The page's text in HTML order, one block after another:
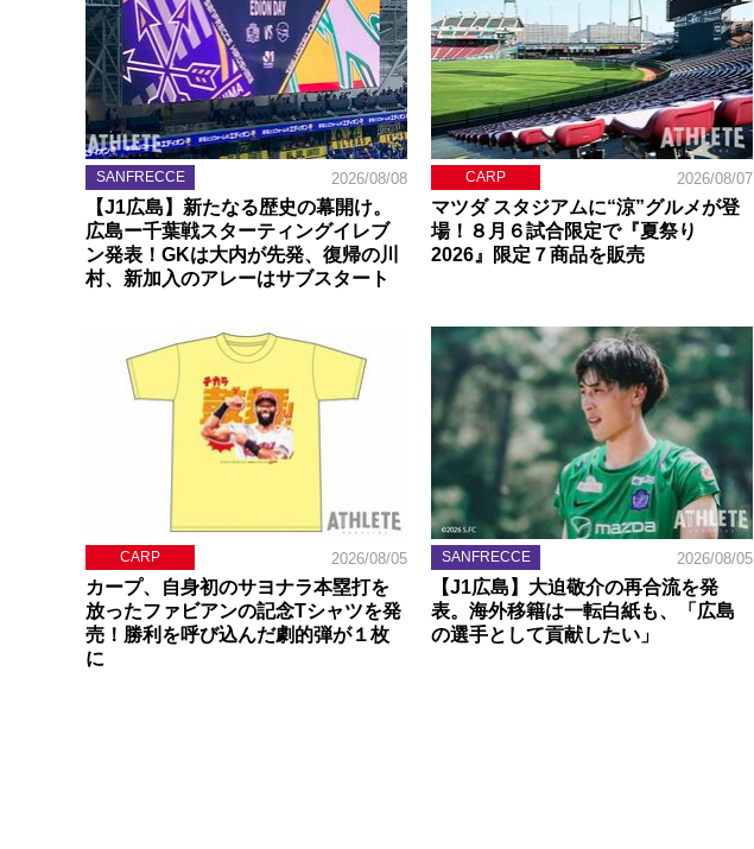
SANFRECCE 2026/08/08
【J1広島】新たなる歴史の幕開け。
広島ー千葉戦スターティングイレブ
ン発表！GKは大内が先発、復帰の川
村、新加入のアレーはサブスタート
CARP 2026/08/07
マツダ スタジアムに“涼”グルメが登
場！８月６試合限定で『夏祭り
2026』限定７商品を販売
CARP 2026/08/05
カープ、自身初のサヨナラ本塁打を
放ったファビアンの記念Tシャツを発
売！勝利を呼び込んだ劇的弾が１枚
に
SANFRECCE 2026/08/05
【J1広島】大迫敬介の再合流を発
表。海外移籍は一転白紙も、「広島
の選手として貢献したい」